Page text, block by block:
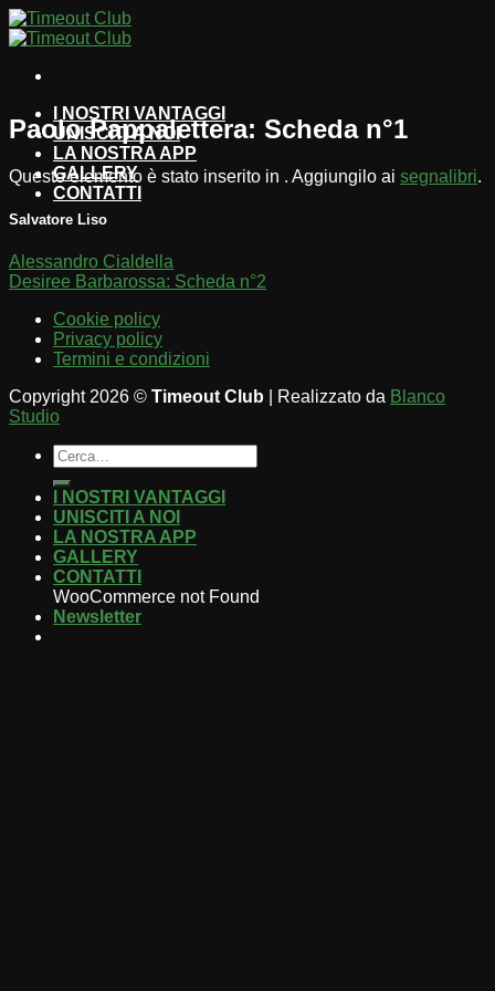
Salta
ai
I NOSTRI VANTAGGI
UNISCITI A NOI
LA NOSTRA APP
GALLERY
CONTATTI
Paolo Pappalettera: Scheda n°1
Questo elemento è stato inserito in . Aggiungilo ai segnalibri.
Salvatore Liso
Alessandro Cialdella
Desiree Barbarossa: Scheda n°2
Cookie policy
Privacy policy
Termini e condizioni
Copyright 2026 © Timeout Club | Realizzato da Blanco
Studio
I NOSTRI VANTAGGI
UNISCITI A NOI
LA NOSTRA APP
GALLERY
CONTATTI
WooCommerce not Found
Newsletter